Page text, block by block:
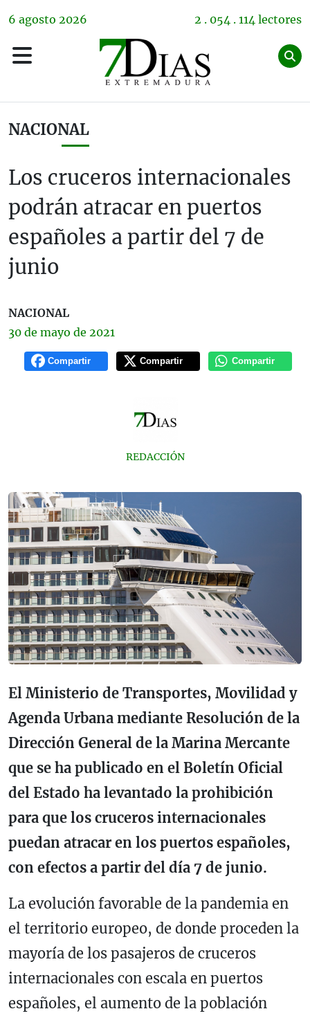
6 agosto 2026 2 . 054 . 114 lectores
NACIONAL
Los cruceros internacionales
podrán atracar en puertos
españoles a partir del 7 de
junio
NACIONAL
30 de mayo de 2021
Compartir Compartir Compartir
REDACCIÓN
El Ministerio de Transportes, Movilidad y
Agenda Urbana mediante Resolución de la
Dirección General de la Marina Mercante
que se ha publicado en el Boletín Oficial
del Estado ha levantado la prohibición
para que los cruceros internacionales
puedan atracar en los puertos españoles,
con efectos a partir del día 7 de junio.
La evolución favorable de la pandemia en
el territorio europeo, de donde proceden la
mayoría de los pasajeros de cruceros
internacionales con escala en puertos
españoles, el aumento de la población